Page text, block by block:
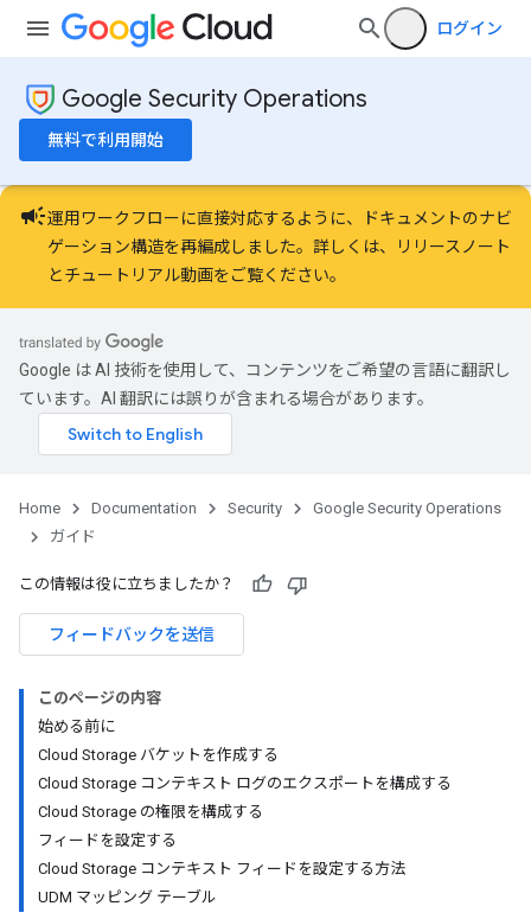
ログイン
Google Security Operations
無料で利用開始
campaign運用ワークフローに直接対応するように、ドキュメントのナビ
ゲーション構造を再編成しました。詳しくは、
リリースノート
とチュートリアル動画をご覧ください。
Google は AI 技術を使用して、コンテンツをご希望の言語に翻訳し
ています。AI 翻訳には誤りが含まれる場合があります。
Home Documentation Security
Google Security Operations
ガイド
この情報は役に立ちましたか？
フィードバックを送信
このページの内容
始める前に
Cloud Storage バケットを作成する
Cloud Storage コンテキスト ログのエクスポートを構成する
Cloud Storage の権限を構成する
フィードを設定する
Cloud Storage コンテキスト フィードを設定する方法
UDM マッピング テーブル